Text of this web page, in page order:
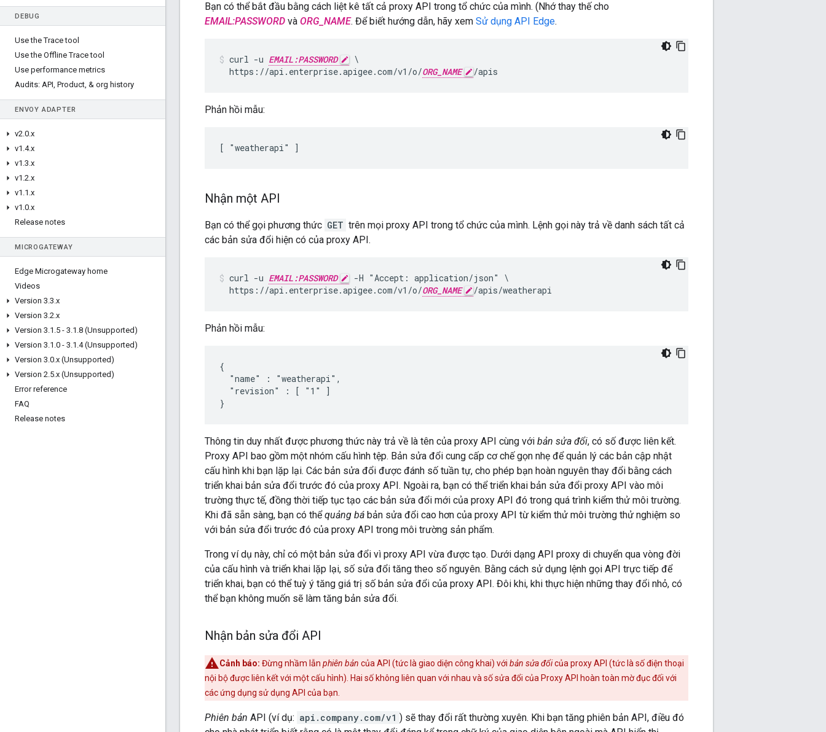
DEBUG
Use the Trace tool
Use the Offline Trace tool
Use performance metrics
Audits: API, Product, & org history
ENVOY ADAPTER
v2.0.x
v1 .4.x
v1 .3.x
v1 .2.x
v1 .1 .x
v1 .0.x
Release notes
MICROGATEWAY
Edge Microgateway home
Videos
Version 3.3.x
Version 3.2.x
Version 3.1 .5 - 3.1 .8 (Unsupported)
Version 3.1 .0 - 3.1 .4 (Unsupported)
Version 3.0.x (Unsupported)
Version 2.5.x (Unsupported)
Error reference
FAQ
Release notes
Bạn có thể bắt đầu bằng cách liệt kê tất cả proxy API trong tổ chức của mình. (Nhớ thay thế cho
EMAIL:PASSWORD và ORG_NAME. Để biết hướng dẫn, hãy xem Sử dụng API Edge.
curl -u EMAIL:PASSWORD
\
  https://api.enterprise.apigee.com/v1/o/
ORG_NAME /apis
Phản hồi mẫu:
[ "weatherapi" ]
Nhận một API
Bạn có thể gọi phương thức GET trên mọi proxy API trong tổ chức của mình. Lệnh gọi này trả về danh sách tất cả
các bản sửa đổi hiện có của proxy API.
curl -u EMAIL:PASSWORD
-H "Accept: application/json" \
  https://api.enterprise.apigee.com/v1/o/
ORG_NAME /apis/weatherapi
Phản hồi mẫu:
{
  "name" : "weatherapi",
  "revision" : [ "1" ]
}
Thông tin duy nhất được phương thức này trả về là tên của proxy API cùng với bản sửa đổi, có số được liên kết.
Proxy API bao gồm một nhóm cấu hình tệp. Bản sửa đổi cung cấp cơ chế gọn nhẹ để quản lý các bản cập nhật
cấu hình khi bạn lặp lại. Các bản sửa đổi được đánh số tuần tự, cho phép bạn hoàn nguyên thay đổi bằng cách
triển khai bản sửa đổi trước đó của proxy API. Ngoài ra, bạn có thể triển khai bản sửa đổi proxy API vào môi
trường thực tế, đồng thời tiếp tục tạo các bản sửa đổi mới của proxy API đó trong quá trình kiểm thử môi trường.
Khi đã sẵn sàng, bạn có thểquảng bá bản sửa đổi cao hơn của proxy API từ kiểm thử môi trường thử nghiệm so
với bản sửa đổi trước đó của proxy API trong môi trường sản phẩm.
Trong ví dụ này, chỉ có một bản sửa đổi vì proxy API vừa được tạo. Dưới dạng API proxy di chuyển qua vòng đời
của cấu hình và triển khai lặp lại, số sửa đổi tăng theo số nguyên. Bằng cách sử dụng lệnh gọi API trực tiếp để
triển khai, bạn có thể tuỳ ý tăng giá trị số bản sửa đổi của proxy API. Đôi khi, khi thực hiện những thay đổi nhỏ, có
thể bạn không muốn sẽ làm tăng bản sửa đổi.
Nhận bản sửa đổi API
Cảnh báo: Đừng nhầm lẫn phiên bản của API (tức là giao diện công khai) với bản sửa đổicủa proxy API (tức là số điện thoại
nội bộ được liên kết với một cấu hình). Hai số không liên quan với nhau và số sửa đổi của Proxy API hoàn toàn mờ đục đối với
các ứng dụng sử dụng API của bạn.
Phiên bản API (ví dụ: api.company.com/v1 ) sẽ thay đổi rất thường xuyên. Khi bạn tăng phiên bản API, điều đó